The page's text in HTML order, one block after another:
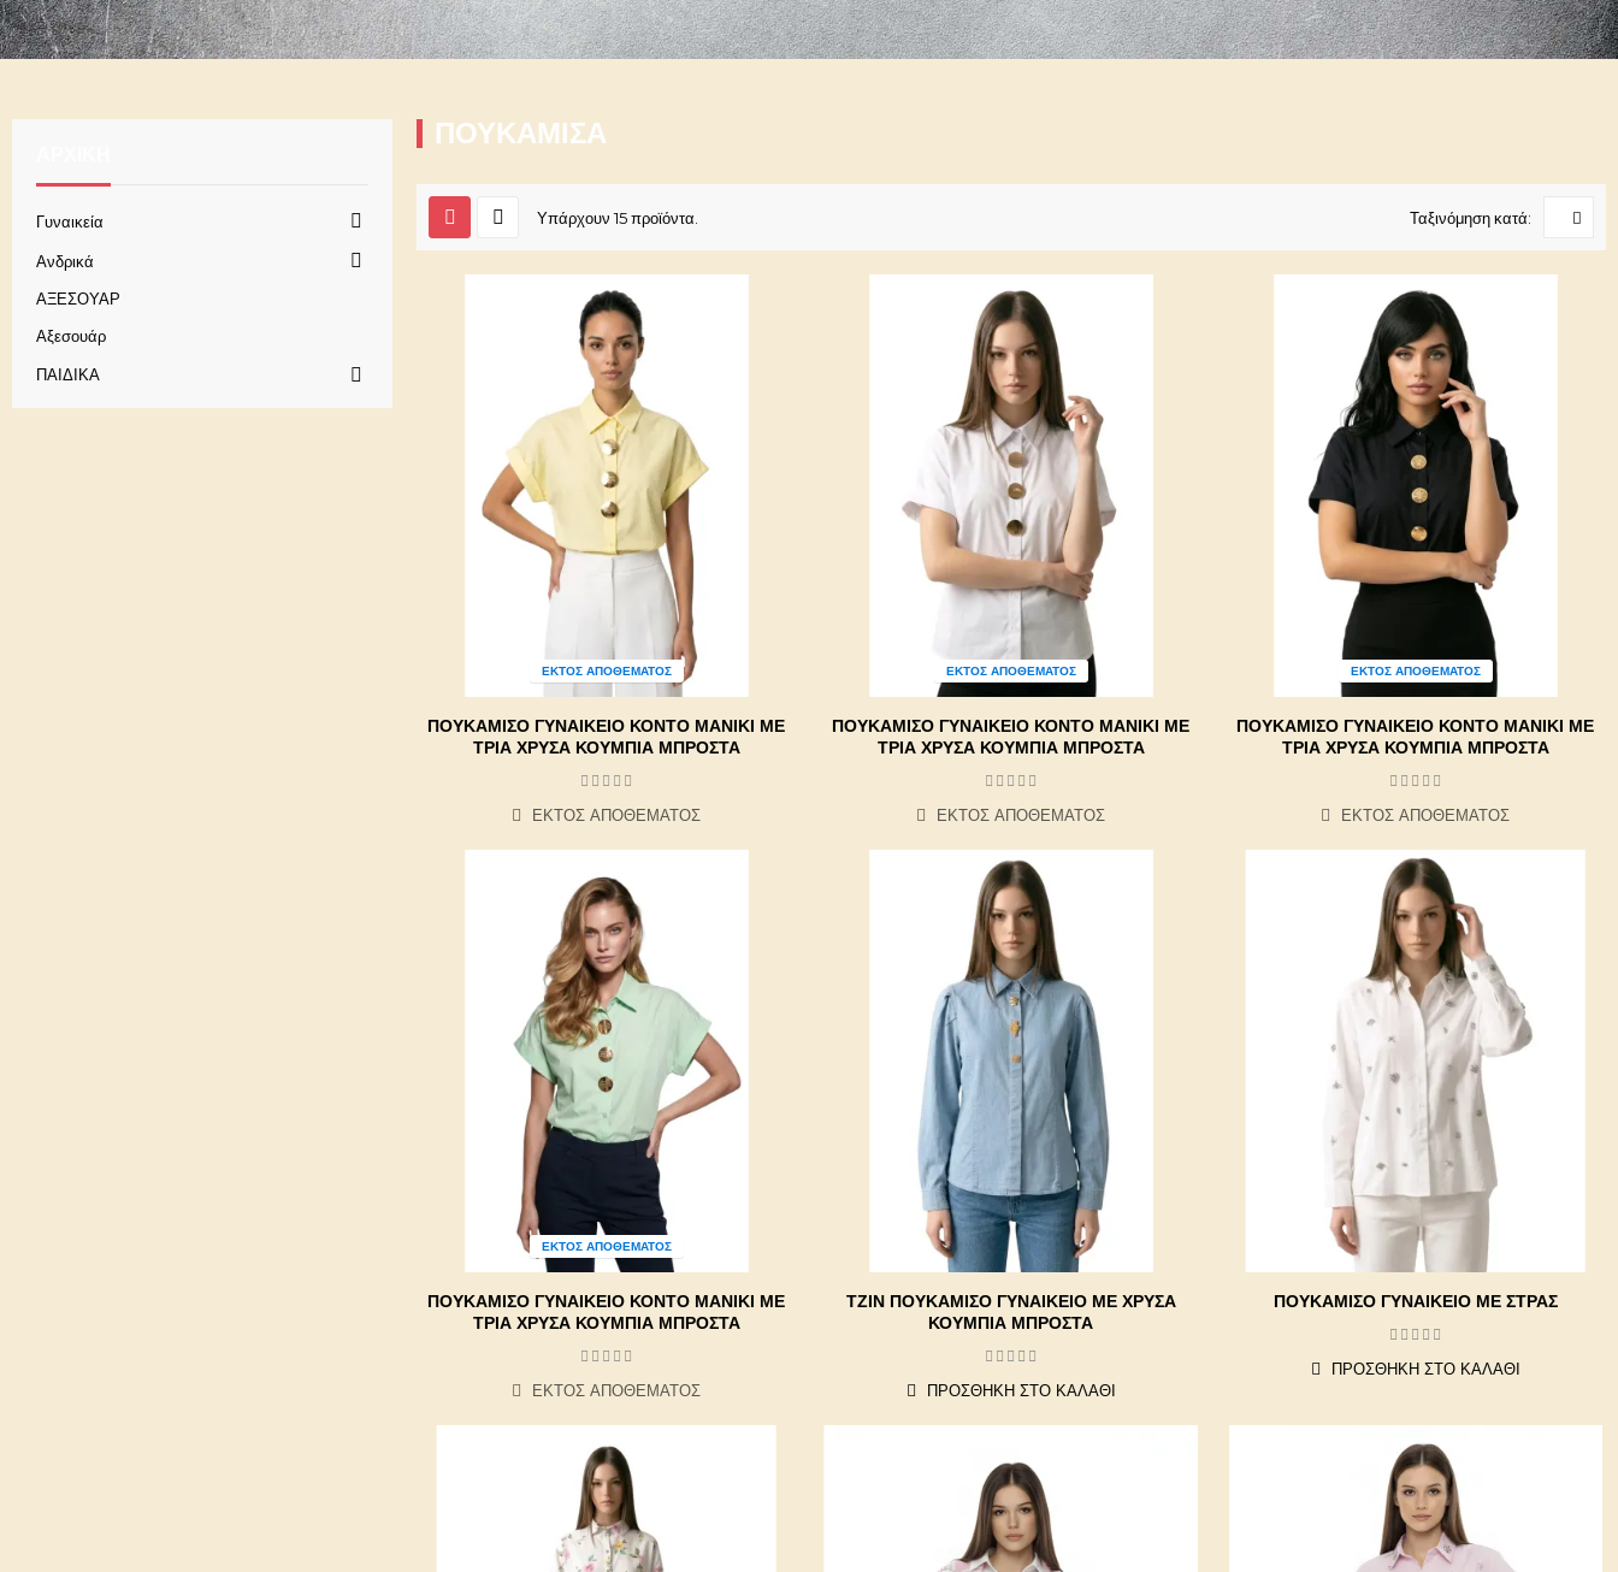
Γυναικεία
Ανδρικά
ΑΞΕΣΟΥΑΡ
Αξεσουάρ
ΠΑΙΔΙΚΑ
ΠΟΥΚΑΜΙΣΑ
Υπάρχουν 15 προϊόντα. Ταξινόμηση κατά:
ΕΚΤΌΣ ΑΠΟΘΈΜΑΤΟΣ
ΠΟΥΚΆΜΙΣΟ ΓΥΝΑΙΚΕΊΟ ΚΟΝΤΌ ΜΑΝΊΚΙ ΜΕ
ΤΡΊΑ ΧΡΥΣΆ ΚΟΥΜΠΙΆ ΜΠΡΟΣΤΆ
ΕΚΤΌΣ ΑΠΟΘΈΜΑΤΟΣ
ΕΚΤΌΣ ΑΠΟΘΈΜΑΤΟΣ
ΠΟΥΚΆΜΙΣΟ ΓΥΝΑΙΚΕΊΟ ΚΟΝΤΌ ΜΑΝΊΚΙ ΜΕ
ΤΡΊΑ ΧΡΥΣΆ ΚΟΥΜΠΙΆ ΜΠΡΟΣΤΆ
ΕΚΤΌΣ ΑΠΟΘΈΜΑΤΟΣ
ΕΚΤΌΣ ΑΠΟΘΈΜΑΤΟΣ
ΠΟΥΚΆΜΙΣΟ ΓΥΝΑΙΚΕΊΟ ΚΟΝΤΌ ΜΑΝΊΚΙ ΜΕ
ΤΡΊΑ ΧΡΥΣΆ ΚΟΥΜΠΙΆ ΜΠΡΟΣΤΆ
ΕΚΤΌΣ ΑΠΟΘΈΜΑΤΟΣ
ΕΚΤΌΣ ΑΠΟΘΈΜΑΤΟΣ
ΠΟΥΚΆΜΙΣΟ ΓΥΝΑΙΚΕΊΟ ΚΟΝΤΌ ΜΑΝΊΚΙ ΜΕ
ΤΡΊΑ ΧΡΥΣΆ ΚΟΥΜΠΙΆ ΜΠΡΟΣΤΆ
ΕΚΤΌΣ ΑΠΟΘΈΜΑΤΟΣ
ΤΖΙΝ ΠΟΥΚΆΜΙΣΟ ΓΥΝΑΙΚΕΊΟ ΜΕ ΧΡΥΣΆ
ΚΟΥΜΠΙΆ ΜΠΡΟΣΤΆ
ΠΡΟΣΘΉΚΗ ΣΤΟ ΚΑΛΆΘΙ
ΠΟΥΚΆΜΙΣΟ ΓΥΝΑΙΚΕΊΟ ΜΕ ΣΤΡΑΣ
ΠΡΟΣΘΉΚΗ ΣΤΟ ΚΑΛΆΘΙ